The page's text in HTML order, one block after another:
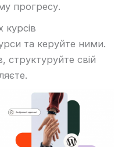
прогресу.
курсів
та керуйте ними.
структуруйте свій